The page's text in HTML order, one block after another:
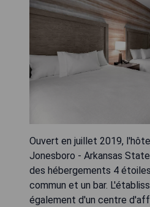
Ouvert en juillet 2019,
Jonesboro - Arkansas
des hébergements 4
commun et un bar.
également d'un centre